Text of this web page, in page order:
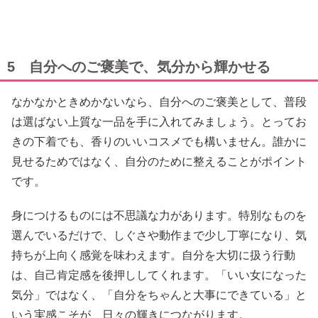
5 自分へのご褒美で、気分から輝かせる
なかなかときめかないなら、自分へのご褒美として、普段
は選ばない上質な一品を手に入れてみましょう。とってお
きの下着でも、香りのいいコスメでも構いません。誰かに
見せるためではなく、自分のために整えることがポイント
です。
身につけるものには不思議な力があります。特別なものを
選んでいるだけで、しぐさや動作まで少し丁寧になり、気
持ちが上向く感覚を味わえます。自分を大切に扱う行動
は、自己肯定感を後押ししてくれます。「いい女になった
気分」ではなく、「自分をちゃんと大事にできている」と
いう実感こそが、日々の輝きにつながります。